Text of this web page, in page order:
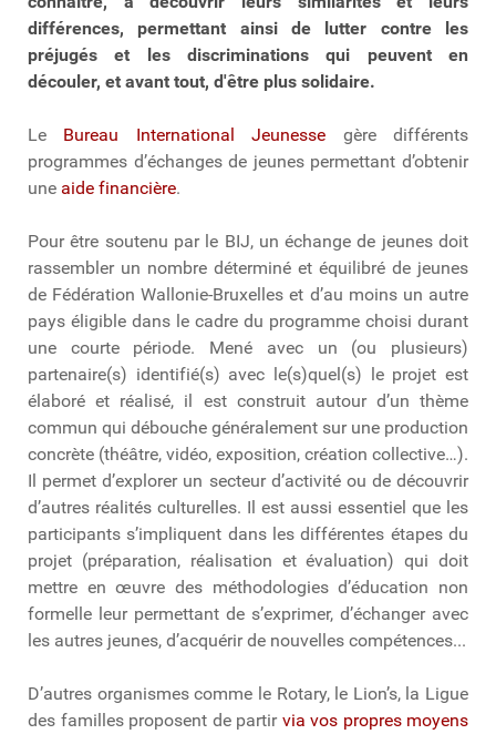
différences, permettant ainsi de lutter contre les
préjugés et les discriminations qui peuvent en
découler, et avant tout, d'être plus solidaire.
Le Bureau International Jeunesse gère différents
programmes d’échanges de jeunes permettant d’obtenir
une aide financière.
Pour être soutenu par le BIJ, un échange de jeunes doit
rassembler un nombre déterminé et équilibré de jeunes
de Fédération Wallonie-Bruxelles et d’au moins un autre
pays éligible dans le cadre du programme choisi durant
une courte période. Mené avec un (ou plusieurs)
partenaire(s) identifié(s) avec le(s)quel(s) le projet est
élaboré et réalisé, il est construit autour d’un thème
commun qui débouche généralement sur une production
concrète (théâtre, vidéo, exposition, création collective…).
Il permet d’explorer un secteur d’activité ou de découvrir
d’autres réalités culturelles. Il est aussi essentiel que les
participants s’impliquent dans les différentes étapes du
projet (préparation, réalisation et évaluation) qui doit
mettre en œuvre des méthodologies d’éducation non
formelle leur permettant de s’exprimer, d’échanger avec
les autres jeunes, d’acquérir de nouvelles compétences...
D’autres organismes comme le Rotary, le Lion’s, la Ligue
des familles proposent de partir via vos propres moyens